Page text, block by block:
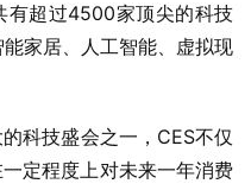
有超过4500家顶尖的科技
家居、人工智能、虚拟现
科技盛会之一，CES不仅
定程度上对未来一年消费